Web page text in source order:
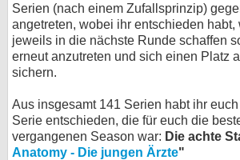
Serien (nach einem Zufallsprinzip)
angetreten, wobei ihr entschieden
jeweils in die nächste Runde schaffen
erneut anzutreten und sich einen Platz
sichern.
Aus insgesamt 141 Serien habt ihr
Serie entschieden, die für euch die
vergangenen Season war: Die achte
Anatomy - Die jungen Ärzte"
Datenschutz
Cookie-
Desktop-
myFanbase